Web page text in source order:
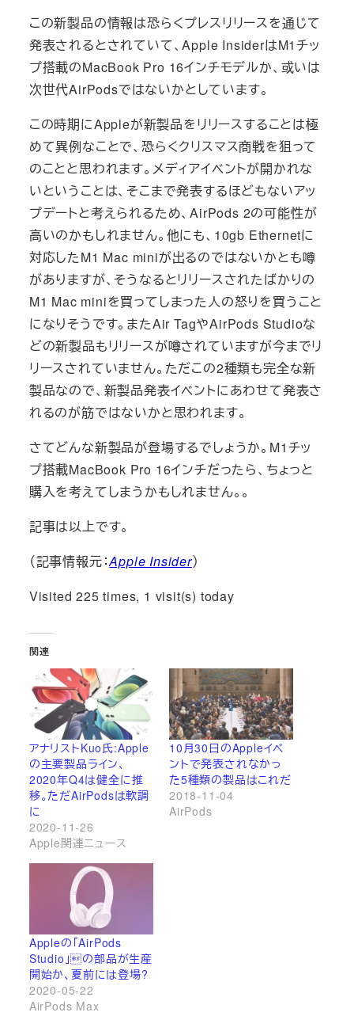
この新製品の情報は恐らくプレスリリースを通じて
発表されるとされていて、Apple InsiderはM1チッ
プ搭載のMacBook Pro 16インチモデルか、或いは
次世代AirPodsではないかとしています。
この時期にAppleが新製品をリリースすることは極
めて異例なことで、恐らくクリスマス商戦を狙って
のことと思われます。メディアイベントが開かれな
いということは、そこまで発表するほどもないアッ
プデートと考えられるため、AirPods 2の可能性が
高いのかもしれません。他にも、10gb Ethernetに
対応したM1 Mac miniが出るのではないかとも噂
がありますが、そうなるとリリースされたばかりの
M1 Mac miniを買ってしまった人の怒りを買うこと
になりそうです。またAir TagやAirPods Studioな
どの新製品もリリースが噂されていますが今までリ
リースされていません。ただこの2種類も完全な新
製品なので、新製品発表イベントにあわせて発表さ
れるのが筋ではないかと思われます。
さてどんな新製品が登場するでしょうか。M1チッ
プ搭載MacBook Pro 16インチだったら、ちょっと
購入を考えてしまうかもしれません。。
記事は以上です。
（記事情報元：Apple Insider）
Visited 225 times, 1 visit(s) today
関連
アナリストKuo氏:Apple
の主要製品ライン、
2020年Q4は健全に推
移。ただAirPodsは軟調
に
2020-11-26
Apple関連ニュース
10月30日のAppleイベ
ントで発表されなかっ
た5種類の製品はこれだ
2018-11-04
AirPods
Appleの「AirPods
Studio」の部品が生産
開始か、夏前には登場?
2020-05-22
AirPods Max